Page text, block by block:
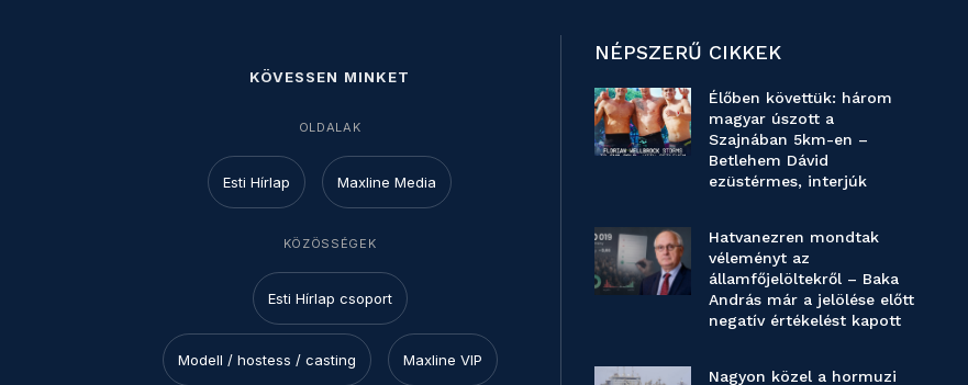
KÖVESSEN MINKET
OLDALAK
Esti Hírlap Maxline Media
KÖZÖSSÉGEK
Esti Hírlap csoport
Modell / hostess / casting Maxline VIP
NÉPSZERŰ CIKKEK
Élőben követtük: három
magyar úszott a
Szajnában 5km-en –
Betlehem Dávid
ezüstérmes, interjúk
Hatvanezren mondtak
véleményt az
államfőjelöltekről – Baka
András már a jelölése előtt
negatív értékelést kapott
Nagyon közel a hormuzi